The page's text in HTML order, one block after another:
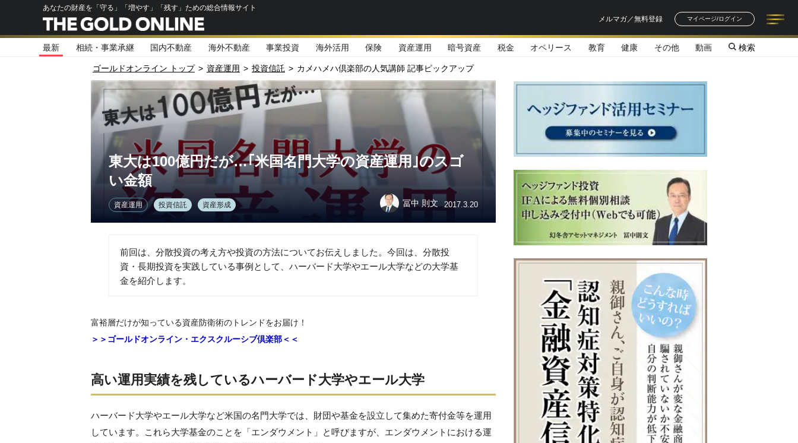
あなたの財産を「守る」「増やす」「残す」ための総合情報サイト
メルマガ／無料登録
マイページ/ログイン
記事一覧
著者一覧
最新 相続・事業承継 国内不動産 海外不動産 事業投資 海外活用 保険 資産運用 暗号資産 税金 オペリース 教育 健康 その他 動画 検索
ゴールドオンライン トップ > 資産運用 > 投資信託 > カメハメハ倶楽部の人気講師 記事ピックアップ
東大は100億円だが…｢米国名門大学の資産運用｣のスゴ
い金額
資産運用 投資信託 資産形成 冨中 則文 2017.3.20
前回は、分散投資の考え方や投資の方法についてお伝えしました。今回は、分散投
資・長期投資を実践している事例として、ハーバード大学やエール大学などの大学基
金を紹介します。
富裕層だけが知っている資産防衛術のトレンドをお届け！
＞＞ゴールドオンライン・エクスクルーシブ倶楽部＜＜
高い運用実績を残しているハーバード大学やエール大学
ハーバード大学やエール大学など米国の名門大学では、財団や基金を設立して集めた寄付金等を運用
しています。これら大学基金のことを「エンダウメント」と呼びますが、エンダウメントにおける運